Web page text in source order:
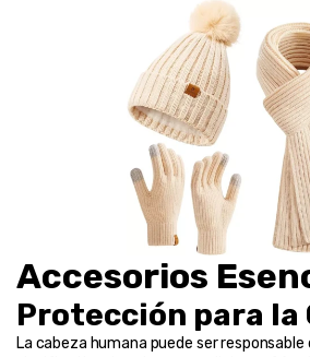
Accesorios
Protección para la
La cabeza humana puede ser responsable